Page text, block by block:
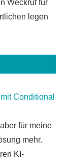
Weckruf für
legen
Conditional
für meine
mehr.
KI-